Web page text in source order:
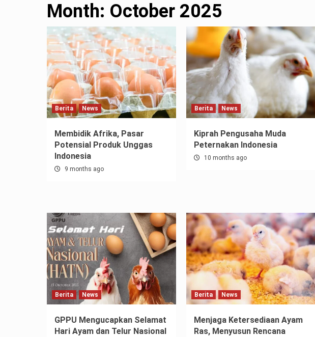
Month: October 2025
Berita News
Membidik Afrika, Pasar
Potensial Produk Unggas
Indonesia
9 months ago
Berita News
Kiprah Pengusaha Muda
Peternakan Indonesia
10 months ago
Berita News
GPPU Mengucapkan Selamat
Hari Ayam dan Telur Nasional
Berita News
Menjaga Ketersediaan Ayam
Ras, Menyusun Rencana